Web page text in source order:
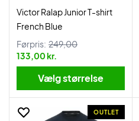
Victor Ralap Junior T-shirt
French Blue
Førpris: 249,00
133,00 kr.
Vælg størrelse
OUTLET